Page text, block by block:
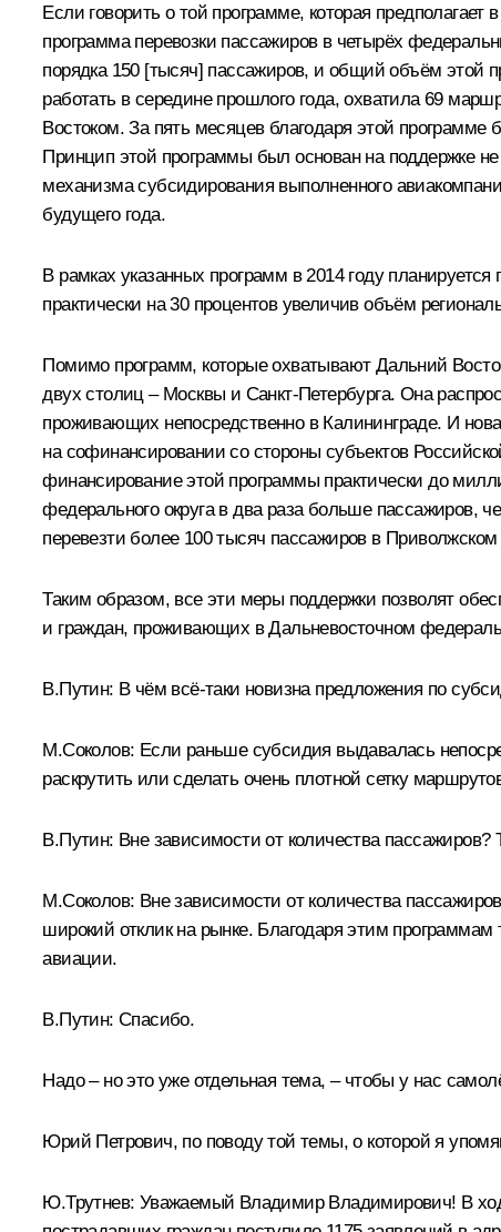
Если говорить о той программе, которая
программа перевозки пассажиров в четырёх
порядка 150 [тысяч] пассажиров, и общий объём этой
работать в середине прошлого года, охватила 69
Востоком. За пять месяцев благодаря этой
Принцип этой программы был основан на поддержке
механизма субсидирования выполненного
будущего года.
В рамках указанных программ в 2014 году
практически на 30 процентов увеличив объём
Помимо программ, которые охватывают Дальний
двух столиц – Москвы и Санкт-Петербурга. Она
проживающих непосредственно в Калининграде. И
на софинансировании со стороны субъектов
финансирование этой программы практически до
федерального округа в два раза больше пассажиров,
перевезти более 100 тысяч пассажиров в
Таким образом, все эти меры поддержки позволят
и граждан, проживающих в Дальневосточном
В.Путин: В чём всё‑таки новизна предложения по
М.Соколов: Если раньше субсидия выдавалась
раскрутить или сделать очень плотной сетку
В.Путин: Вне зависимости от количества пассажиров?
М.Соколов: Вне зависимости от количества
широкий отклик на рынке. Благодаря этим
авиации.
В.Путин: Спасибо.
Надо – но это уже отдельная тема, – чтобы у нас
Юрий Петрович, по поводу той темы, о которой я
Ю.Трутнев: Уважаемый Владимир Владимирович! В